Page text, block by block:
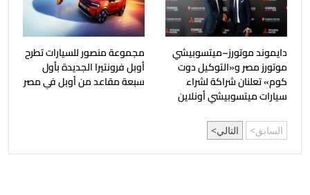
دايموند موتورز–ميتسوبيشي
موتورز مصر و«التوكيل دوت
كوم» تعلنان شراكة لشراء
سيارات ميتسوبيشي أونلاين
مجموعة منصور للسيارات تطرح
أوبل فرونتيرا الجديدة بأول
سبعة مقاعد من أوبل في مصر
السابق التالي